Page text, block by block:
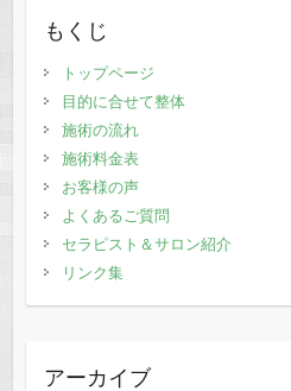
もくじ
トップページ
目的に合せて整体
施術の流れ
施術料金表
お客様の声
よくあるご質問
セラピスト＆サロン紹介
リンク集
アーカイブ